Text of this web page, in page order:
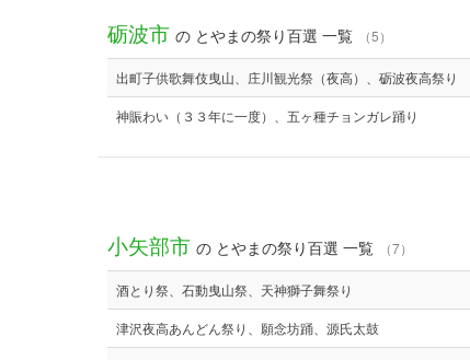
砺波市 の とやまの祭り百選 一覧 （5）
出町子供歌舞伎曳山、庄川観光祭（夜高）、砺波夜高祭り
神賑わい（３３年に一度）、五ヶ種チョンガレ踊り
小矢部市 の とやまの祭り百選 一覧 （7）
酒とり祭、石動曳山祭、天神獅子舞祭り
津沢夜高あんどん祭り、願念坊踊、源氏太鼓